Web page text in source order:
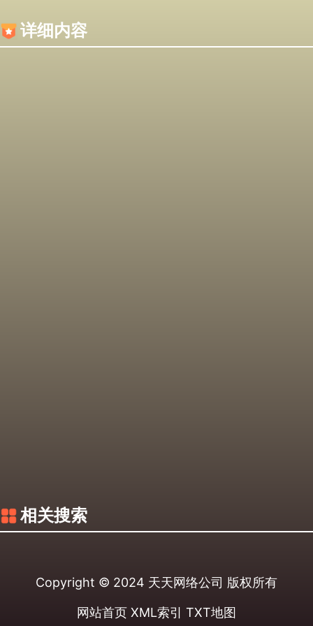
详细内容
相关搜索
Copyright © 2024 天天网络公司 版权所有
网站首页 XML索引 TXT地图